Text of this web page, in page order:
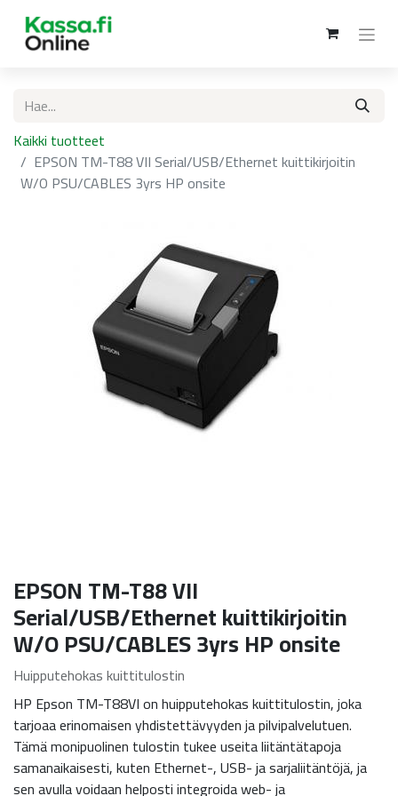
Kaikki tuotteet
EPSON TM-T88 VII Serial/USB/Ethernet kuittikirjoitin
W/O PSU/CABLES 3yrs HP onsite
EPSON TM-T88 VII
Serial/USB/Ethernet kuittikirjoitin
W/O PSU/CABLES 3yrs HP onsite
Huipputehokas kuittitulostin
HP Epson TM-T88VI on huipputehokas kuittitulostin, joka
tarjoaa erinomaisen yhdistettävyyden ja pilvipalvelutuen.
Tämä monipuolinen tulostin tukee useita liitäntätapoja
samanaikaisesti, kuten Ethernet-, USB- ja sarjaliitäntöjä, ja
sen avulla voidaan helposti integroida web- ja